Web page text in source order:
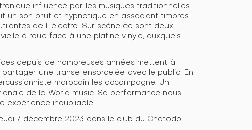
influencé par les musiques traditionnelles
un son brut et hypnotique en associant timbres
de l’ électro. Sur scène ce sont deux
à roue face à une platine vinyle, auxquels
depuis de nombreuses années mettent à
une transe ensorcelée avec le public. En
marocain les accompagne. Un
de la World music. Sa performance nous
expérience inoubliable.
7 décembre 2023 dans le club du Chatodo